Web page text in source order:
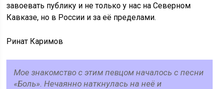
завоевать публику и не только у нас на Северном
Кавказе, но в России и за её пределами.
Ринат Каримов
Мое знакомство с этим певцом началось с песни
«Боль». Нечаянно наткнулась на неё и